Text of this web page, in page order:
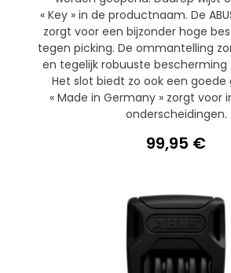
« Key » in de productnaam. De
zorgt voor een bijzonder hoge
tegen picking. De ommantelling
en tegelijk robuuste bescherming
Het slot biedt zo ook een goede
« Made in Germany » zorgt voor
onderscheidingen.
99,95 €